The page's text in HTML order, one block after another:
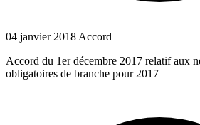
04 janvier 2018 Accord
Accord du 1er décembre 2017 relatif aux
obligatoires de branche pour 2017